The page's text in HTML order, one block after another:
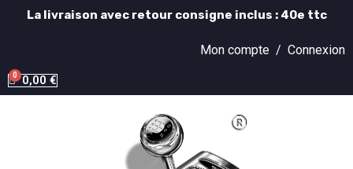
La livraison avec retour consigne inclus : 40e ttc
Mon compte / Connexion
0,00 €